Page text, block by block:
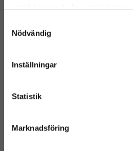
Nödvändig
Inställningar
Statistik
Marknadsföring